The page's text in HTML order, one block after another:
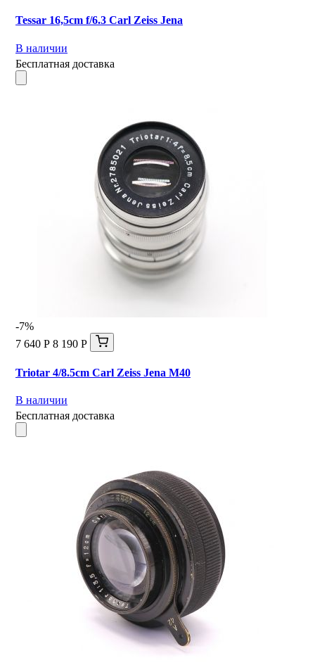
Tessar 16,5cm f/6.3 Carl Zeiss Jena
В наличии
Бесплатная доставка
-7%
7 640 Р 8 190 Р
Triotar 4/8.5cm Carl Zeiss Jena M40
В наличии
Бесплатная доставка